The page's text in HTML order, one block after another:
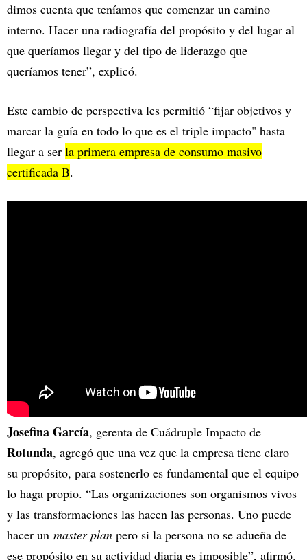
dimos cuenta que teníamos que comenzar un camino
interno. Hacer una radiografía del propósito y del lugar al
que queríamos llegar y del tipo de liderazgo que
queríamos tener”, explicó.
Este cambio de perspectiva les permitió “fijar objetivos y
marcar la guía en todo lo que es el triple impacto" hasta
llegar a ser la primera empresa de consumo masivo
certificada B.
Josefina García, gerenta de Cuádruple Impacto de
Rotunda, agregó que una vez que la empresa tiene claro
su propósito, para sostenerlo es fundamental que el equipo
lo haga propio. “Las organizaciones son organismos vivos
y las transformaciones las hacen las personas. Uno puede
hacer un master plan pero si la persona no se adueña de
ese propósito en su actividad diaria es imposible”, afirmó.